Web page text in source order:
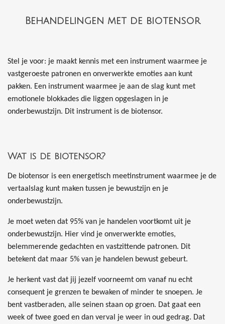
Behandelingen met de biotensor
Stel je voor: je maakt kennis met een instrument waarmee je
vastgeroeste patronen en onverwerkte emoties aan kunt
pakken. Een instrument waarmee je aan de slag kunt met
emotionele blokkades die liggen opgeslagen in je
onderbewustzijn. Dit instrument is de biotensor.
Wat is de biotensor?
De biotensor is een energetisch meetinstrument waarmee je de
vertaalslag kunt maken tussen je bewustzijn en je
onderbewustzijn.
Je moet weten dat 95% van je handelen voortkomt uit je
onderbewustzijn. Hier vind je onverwerkte emoties,
belemmerende gedachten en vastzittende patronen. Dit
betekent dat maar 5% van je handelen bewust gebeurt.
Je herkent vast dat jij jezelf voorneemt om vanaf nu echt
consequent je grenzen te bewaken of minder te snoepen. Je
bent vastberaden, alle seinen staan op groen. Dat gaat een
week of twee goed en dan verval je weer in oud gedrag. Dat